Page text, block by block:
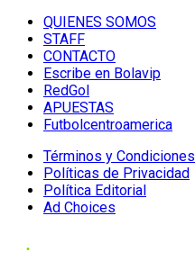
QUIENES SOMOS
STAFF
CONTACTO
Escribe en Bolavip
RedGol
APUESTAS
Futbolcentroamerica
Términos y Condiciones
Políticas de Privacidad
Política Editorial
Ad Choices